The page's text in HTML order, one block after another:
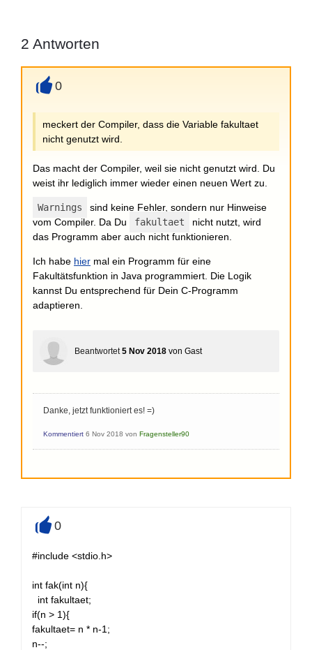
2 Antworten
0
meckert der Compiler, dass die Variable fakultaet
nicht genutzt wird.
Das macht der Compiler, weil sie nicht genutzt wird. Du
weist ihr lediglich immer wieder einen neuen Wert zu.
Warnings
sind keine Fehler, sondern nur Hinweise
vom Compiler. Da Du
fakultaet
nicht nutzt, wird
das Programm aber auch nicht funktionieren.
Ich habe hier mal ein Programm für eine
Fakultätsfunktion in Java programmiert. Die Logik
kannst Du entsprechend für Dein C-Programm
adaptieren.
Beantwortet 5 Nov 2018 von Gast
Danke, jetzt funktioniert es! =)
Kommentiert 6 Nov 2018 von Fragensteller90
0
#include <stdio.h>
int fak(int n){
int fakultaet;
if(n > 1){
fakultaet= n * n-1;
n--;